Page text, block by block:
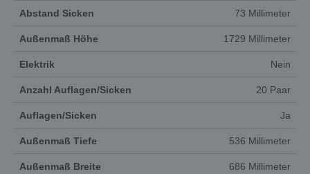
Abstand Sicken 73 Millimeter
Außenmaß Höhe 1729 Millimeter
Elektrik Nein
Anzahl Auflagen/Sicken 20 Paar
Auflagen/Sicken Ja
Außenmaß Tiefe 536 Millimeter
Außenmaß Breite 686 Millimeter